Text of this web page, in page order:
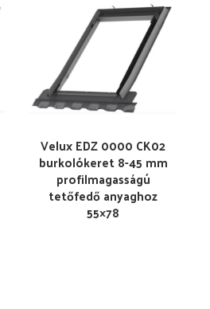
Velux EDZ 0000 CK02
burkolókeret 8-45 mm
profilmagasságú
tetőfedő anyaghoz
55×78